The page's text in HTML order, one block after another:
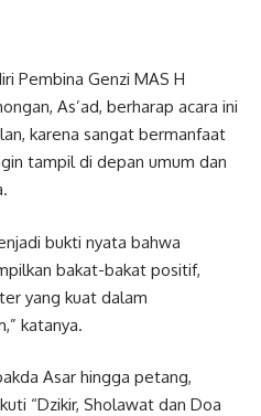
Pembina Genzi MAS H
As’ad, berharap acara ini
karena sangat bermanfaat
tampil di depan umum dan
bukti nyata bahwa
bakat-bakat positif,
yang kuat dalam
katanya.
Asar hingga petang,
“Dzikir, Sholawat dan Doa